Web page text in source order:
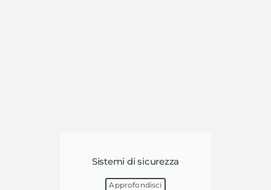
Sistemi di sicurezza
Approfondisci